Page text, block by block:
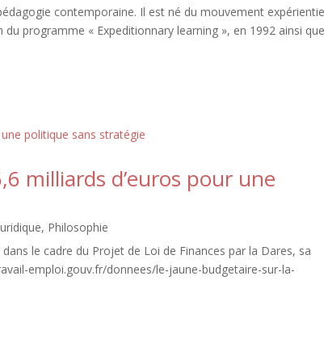
contemporaine. Il est né du mouvement
programme « Expeditionnary learning », en 1992 ainsi
milliards d’euros pour une
, Philosophie
le cadre du Projet de Loi de Finances par la Dares, sa
emploi.gouv.fr/donnees/le-jaune-budgetaire-sur-la-